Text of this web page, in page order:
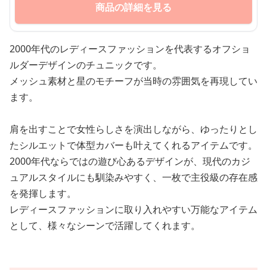
商品の詳細を見る
2000年代のレディースファッションを代表するオフショ
ルダーデザインのチュニックです。
メッシュ素材と星のモチーフが当時の雰囲気を再現してい
ます。
肩を出すことで女性らしさを演出しながら、ゆったりとし
たシルエットで体型カバーも叶えてくれるアイテムです。
2000年代ならではの遊び心あるデザインが、現代のカジ
ュアルスタイルにも馴染みやすく、一枚で主役級の存在感
を発揮します。
レディースファッションに取り入れやすい万能なアイテム
として、様々なシーンで活躍してくれます。